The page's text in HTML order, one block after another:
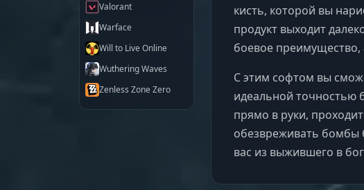
Valorant
Warface
Will to Live Online
Wuthering Waves
Zenless Zone Zero
кисть, которой вы
продукт выходит
боевое
С этим софтом вы
идеальной точностью
прямо в руки,
обезвреживать бомбы
вас из выжившего в